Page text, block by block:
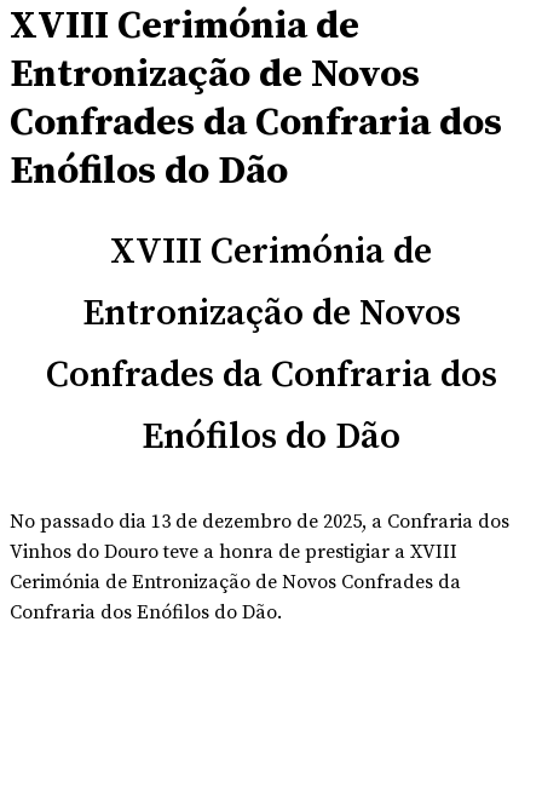
XVIII Cerimónia de
Entronização de Novos
Confrades da Confraria dos
Enófilos do Dão
XVIII Cerimónia de
Entronização de Novos
Confrades da Confraria dos
Enófilos do Dão
No passado dia 13 de dezembro de 2025, a Confraria dos
Vinhos do Douro teve a honra de prestigiar a XVIII
Cerimónia de Entronização de Novos Confrades da
Confraria dos Enófilos do Dão.